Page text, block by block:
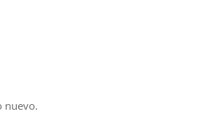
nuevo.